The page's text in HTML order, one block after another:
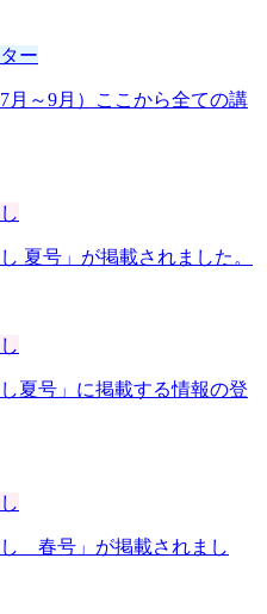
ー
月～9月）ここから全ての講
夏号」が掲載されました。
夏号」に掲載する情報の登
春号」が掲載されまし